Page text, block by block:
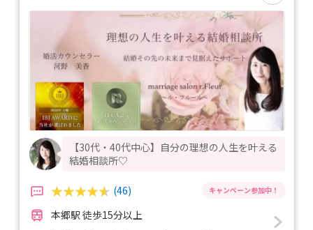
【30代・40代中心】自分の理想の人生を叶える
結婚相談所♡
(46)
本郷駅 徒歩15分以上